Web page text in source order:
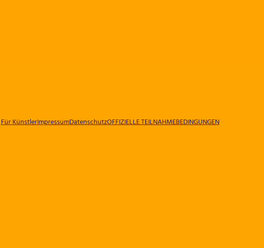
Für KünstlerImpressumDatenschutzOFFIZIELLE TEILNAHMEBEDINGUNGEN